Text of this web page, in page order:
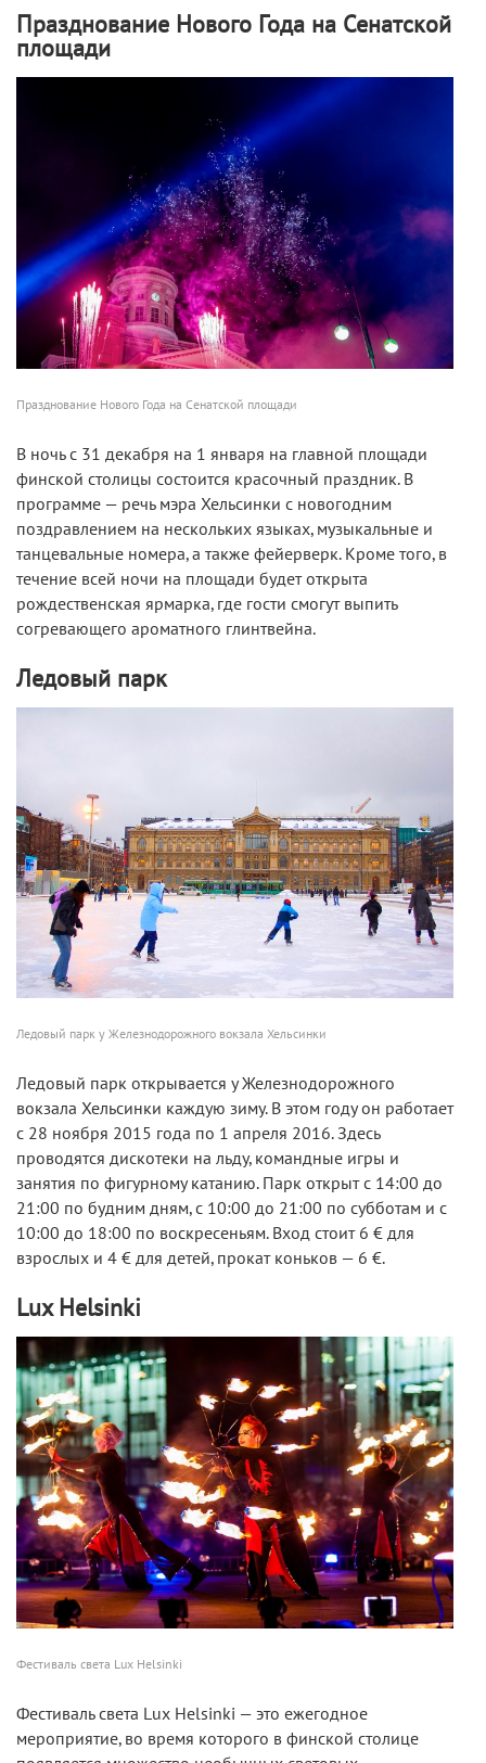
Празднование Нового Года на Сенатской
площади
Празднование Нового Года на Сенатской площади
В ночь с 31 декабря на 1 января на главной площади
финской столицы состоится красочный праздник. В
программе — речь мэра Хельсинки с новогодним
поздравлением на нескольких языках, музыкальные и
танцевальные номера, а также фейерверк. Кроме того, в
течение всей ночи на площади будет открыта
рождественская ярмарка, где гости смогут выпить
согревающего ароматного глинтвейна.
Ледовый парк
Ледовый парк у Железнодорожного вокзала Хельсинки
Ледовый парк открывается у Железнодорожного
вокзала Хельсинки каждую зиму. В этом году он работает
с 28 ноября 2015 года по 1 апреля 2016. Здесь
проводятся дискотеки на льду, командные игры и
занятия по фигурному катанию. Парк открыт с 14:00 до
21:00 по будним дням, с 10:00 до 21:00 по субботам и с
10:00 до 18:00 по воскресеньям. Вход стоит 6 € для
взрослых и 4 € для детей, прокат коньков — 6 €.
Lux Helsinki
Фестиваль света Lux Helsinki
Фестиваль света Lux Helsinki — это ежегодное
мероприятие, во время которого в финской столице